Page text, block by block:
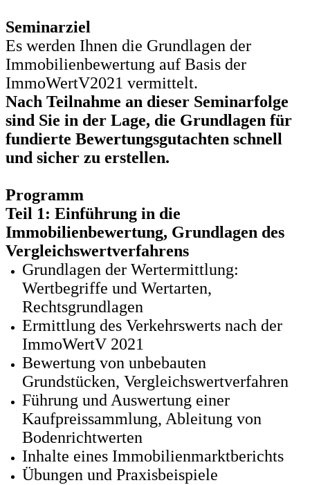
Seminarziel
Es werden Ihnen die Grundlagen der
Immobilienbewertung auf Basis der
ImmoWertV2021 vermittelt.
Nach Teilnahme an dieser Seminarfolge
sind Sie in der Lage, die Grundlagen für
fundierte Bewertungsgutachten schnell
und sicher zu erstellen.
Programm
Teil 1: Einführung in die
Immobilienbewertung, Grundlagen des
Vergleichswertverfahrens
Grundlagen der Wertermittlung:
Wertbegriffe und Wertarten,
Rechtsgrundlagen
Ermittlung des Verkehrswerts nach der
ImmoWertV 2021
Bewertung von unbebauten
Grundstücken, Vergleichswertverfahren
Führung und Auswertung einer
Kaufpreissammlung, Ableitung von
Bodenrichtwerten
Inhalte eines Immobilienmarktberichts
Übungen und Praxisbeispiele